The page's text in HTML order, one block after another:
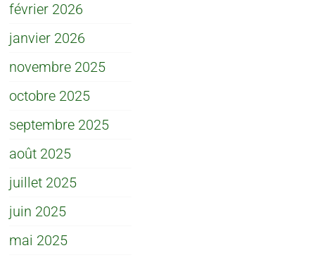
février 2026
janvier 2026
novembre 2025
octobre 2025
septembre 2025
août 2025
juillet 2025
juin 2025
mai 2025